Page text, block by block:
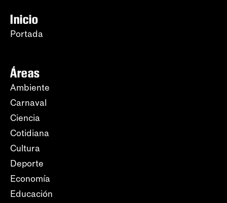
Inicio
Portada
Áreas
Ambiente
Carnaval
Ciencia
Cotidiana
Cultura
Deporte
Economía
Educación